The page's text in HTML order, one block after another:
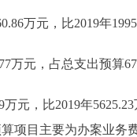
万元，比2019年
元，占总支出预算
，比2019年5625.23
项目主要为办案业务